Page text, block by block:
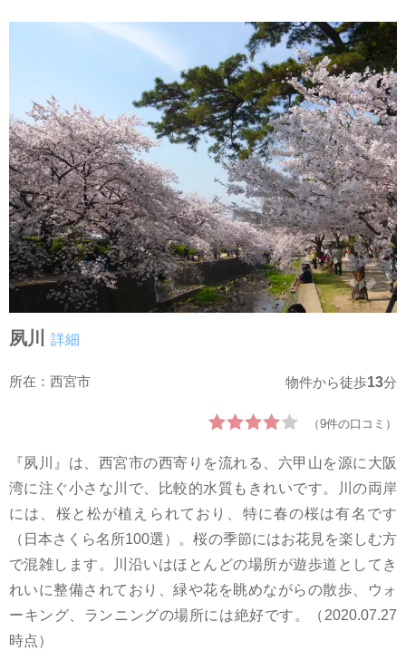
夙川 詳細
所在：西宮市 物件から徒歩13分
（9件の口コミ）
『夙川』は、西宮市の西寄りを流れる、六甲山を源に大阪
湾に注ぐ小さな川で、比較的水質もきれいです。川の両岸
には、桜と松が植えられており、特に春の桜は有名です
（日本さくら名所100選）。桜の季節にはお花見を楽しむ方
で混雑します。川沿いはほとんどの場所が遊歩道としてき
れいに整備されており、緑や花を眺めながらの散歩、ウォ
ーキング、ランニングの場所には絶好です。（2020.07.27
時点）